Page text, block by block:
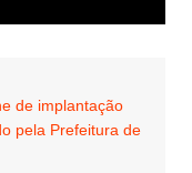
de implantação
pela Prefeitura de